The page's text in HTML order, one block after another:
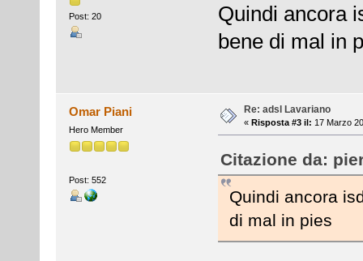
Post: 20
Quindi ancora
bene di mal in
Omar Piani
Hero Member
Post: 552
Re: adsl Lavariano
« Risposta #3 il: 17 Marzo
Citazione da:
Quindi ancora
di mal in pies